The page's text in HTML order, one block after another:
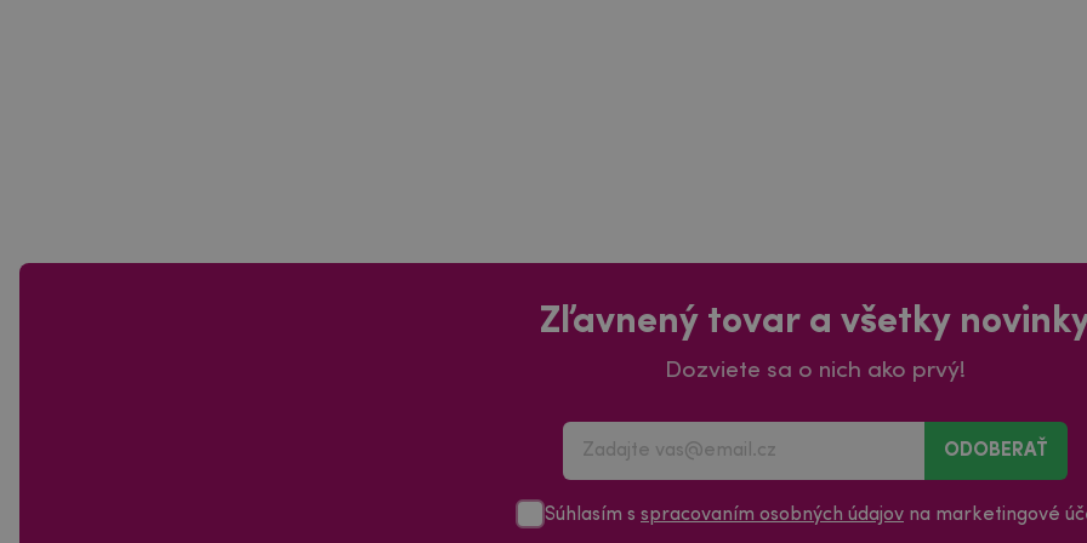
Zľavnený tovar a všetky
Dozviete sa o nich ako prvý!
ODOBERAŤ
Súhlasím s spracovaním osobných údajov na marketingové